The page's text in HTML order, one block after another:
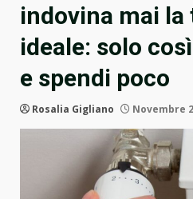
indovina mai
ideale: solo
e spendi poco
Rosalia Gigliano Novembre